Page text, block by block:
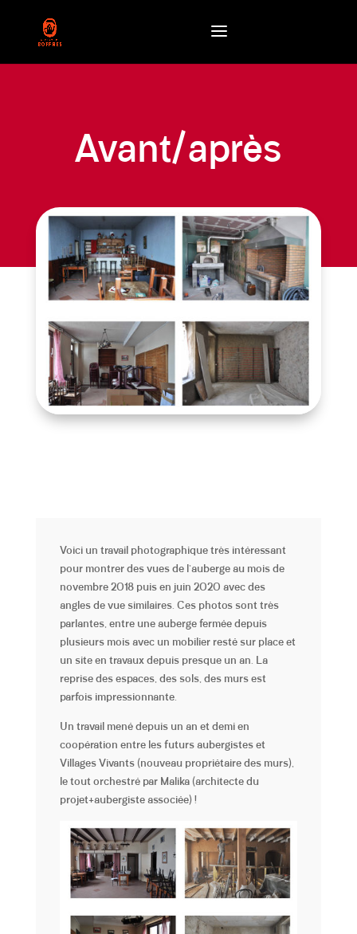
Avant/après
Voici un travail photographique très intéressant
pour montrer des vues de l’auberge au mois de
novembre 2018 puis en juin 2020 avec des
angles de vue similaires. Ces photos sont très
parlantes, entre une auberge fermée depuis
plusieurs mois avec un mobilier resté sur place et
un site en travaux depuis presque un an. La
reprise des espaces, des sols, des murs est
parfois impressionnante.
Un travail mené depuis un an et demi en
coopération entre les futurs aubergistes et
Villages Vivants (nouveau propriétaire des murs),
le tout orchestré par Malika (architecte du
projet+aubergiste associée) !